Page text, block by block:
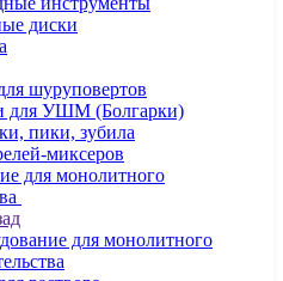
диски
шуруповертов
для УШМ (Болгарки)
пики, зубила
миксеров
для монолитного
для монолитного